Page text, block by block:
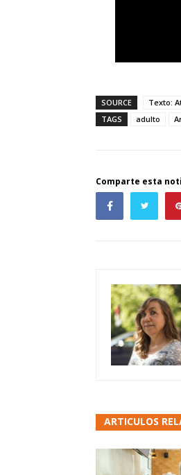
SOURCE
Texto:
TAGS
adulto
Comparte esta
ARTICULOS